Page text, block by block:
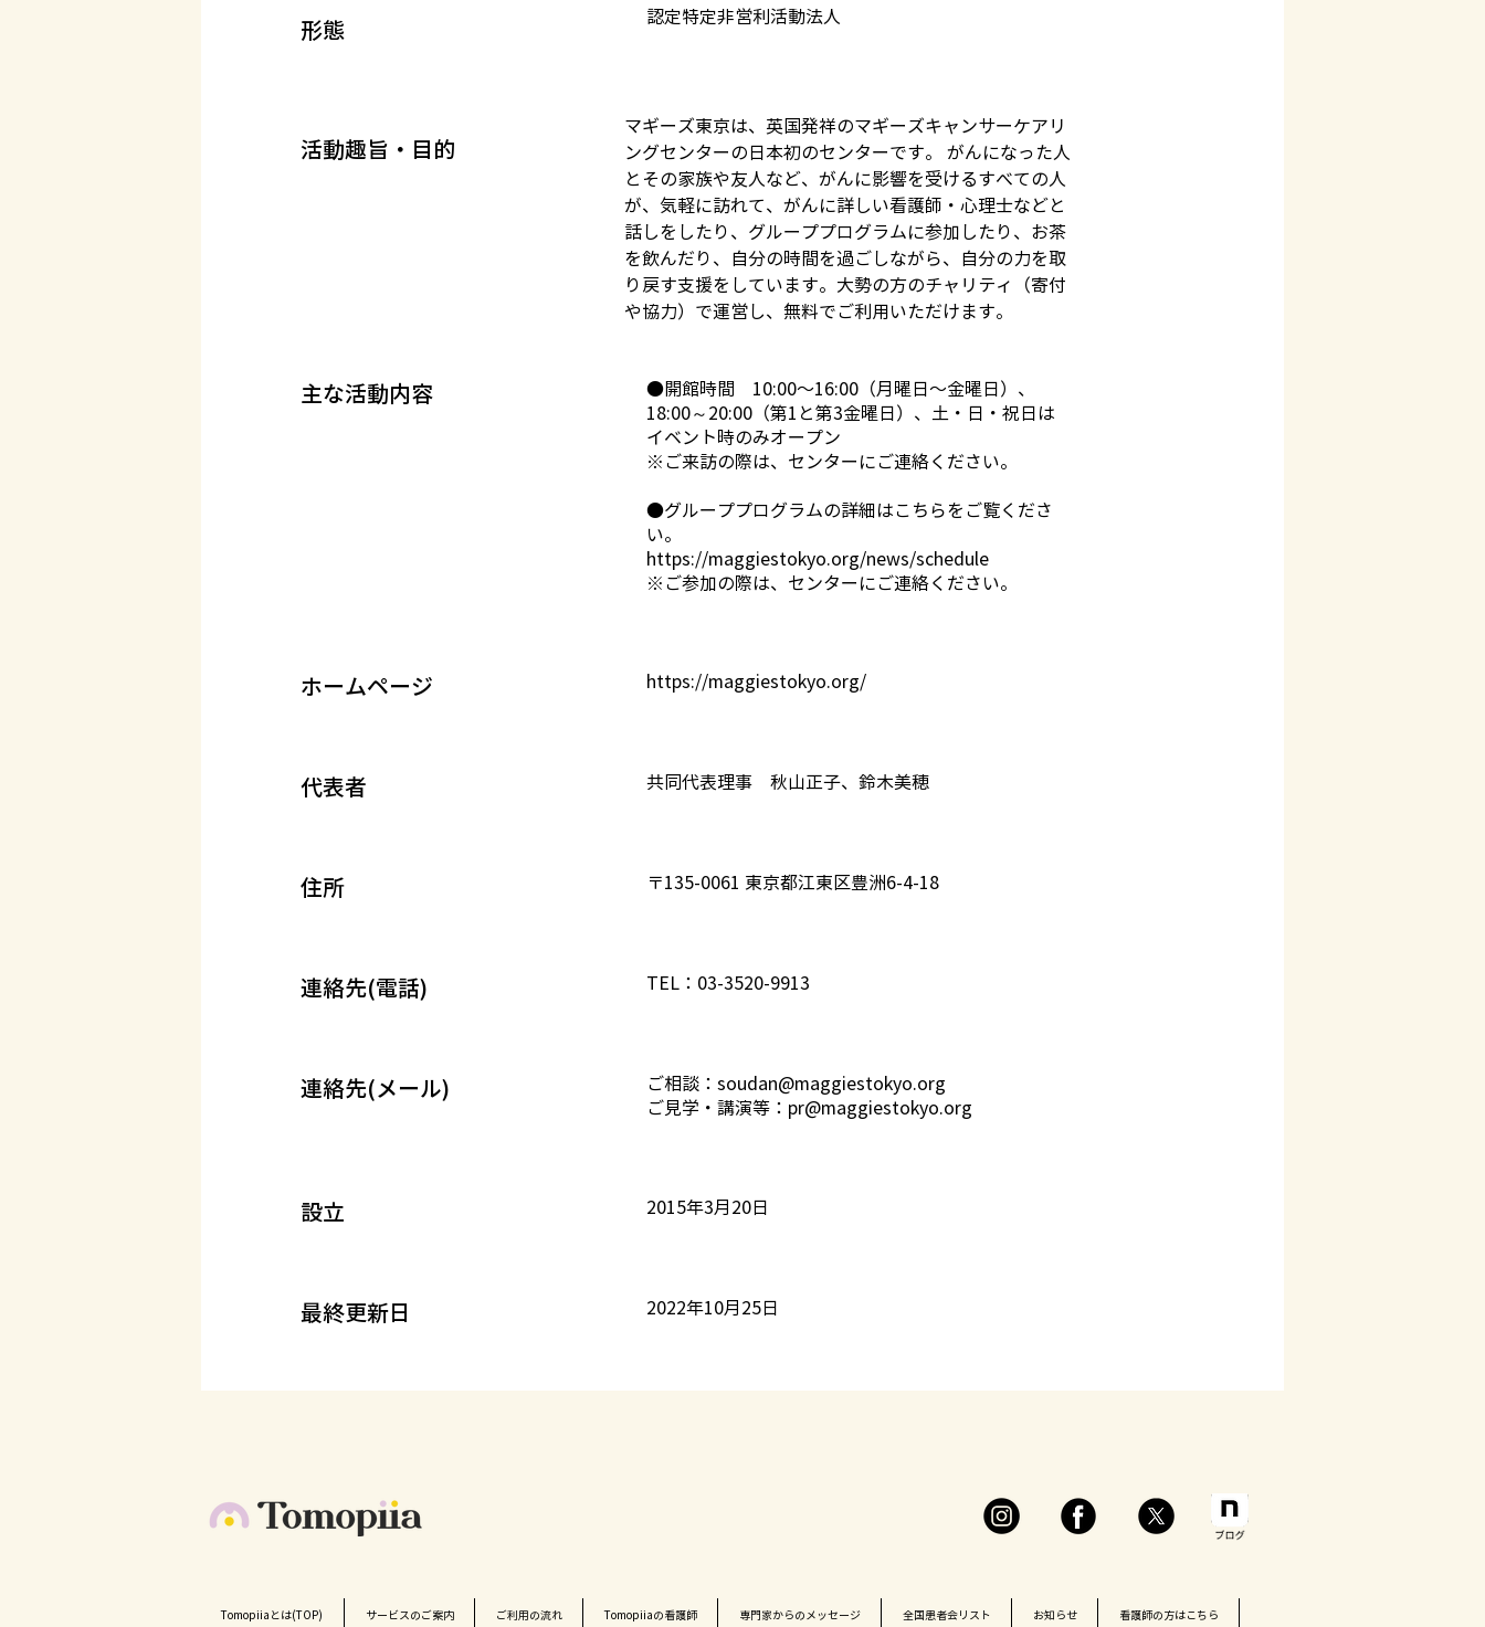
形態
活動趣旨・目的
主な活動内容
認定特定非営利活動法人
マギーズ東京は、英国発祥のマギーズキャンサーケアリ
ングセンターの日本初のセンターです。 がんになった人
とその家族や友人など、がんに影響を受けるすべての人
が、気軽に訪れて、がんに詳しい看護師・心理士などと
話しをしたり、グループプログラムに参加したり、お茶
を飲んだり、自分の時間を過ごしながら、自分の力を取
り戻す支援をしています。大勢の方のチャリティ（寄付
●開館時間 10:00〜16:00（月曜日〜金曜日）、
18:00～20:00（第1と第3金曜日）、土・日・祝日は
イベント時のみオープン
※ご来訪の際は、センターにご連絡ください。
●グループプログラムの詳細はこちらをご覧くださ
い。
https://maggiestokyo.org/news/schedule
※ご参加の際は、センターにご連絡ください。
ホームページ
代表者
住所
連絡先(電話)
連絡先(メール)
設立
最終更新日
https://maggiestokyo.org/
共同代表理事 秋山正子、鈴木美穂
〒135-0061 東京都江東区豊洲6-4-18
TEL：03-3520-9913
ご相談： soudan@maggiestokyo.org
ご見学・講演等： pr@maggiestokyo.org
2015年3月20日
2022年10月25日
Tomopiiaとは(TOP) サービスのご案内 ご利用の流れ Tomopiiaの看護師 専門家からのメッセージ 全国患者会リスト お知らせ 看護師の方はこちら